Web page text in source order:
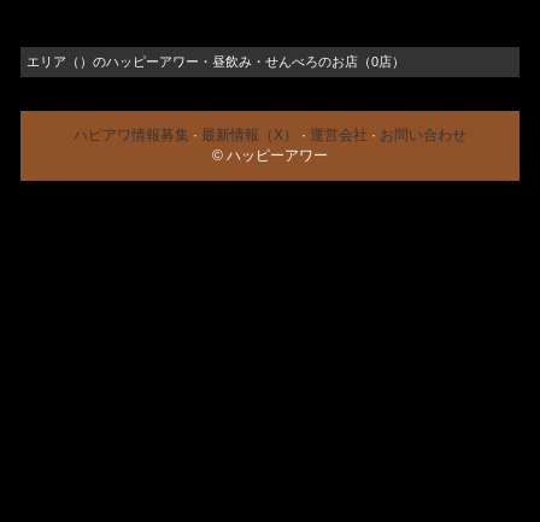
エリア（）のハッピーアワー・昼飲み・せんべろのお店（0店）
ハピアワ情報募集 · 最新情報（X） · 運営会社 · お問い合わせ
© ハッピーアワー